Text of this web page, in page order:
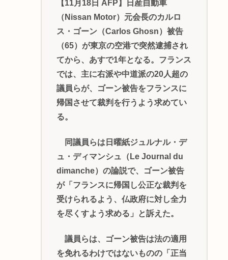
【11月18日 AFP】日産自動車
（Nissan Motor）元会長のカルロ
ス・ゴーン（Carlos Ghosn）被告
（65）が東京の空港で突然逮捕され
てから、あすで1年となる。フランス
では、主に右派や中道派の20人超の
議員らが、ゴーン被告をフランスに
帰国させて裁判を行うよう求めてい
る。
同議員らは日曜紙ジュルナル・デ
ュ・ディマンシュ（Le Journal du
dimanche）の論説で、ゴーン被告
が「フランスに帰国し公正な裁判を
受けられるよう、仏政府に対し全力
を尽くすよう求める」と訴えた。
議員らは、ゴーン被告は法の適用
を免れるわけではないものの「正当